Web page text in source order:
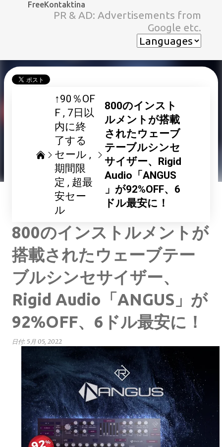
スキップしてメイン コンテンツに移動
FreeKontaktina
PR & AD: Advertisements from
Google etc.
↑90％OF
F
7日以
内に終
了する
セール
期間限
定
超最
安セー
ル
800のインスト
ルメントが搭載
されたウェーブ
テーブルシンセ
サイザー、Rigid
Audio「ANGUS
」が92%OFF、6
ドル最安に！
800のインストルメントが
搭載されたウェーブテー
ブルシンセサイザー、
Rigid Audio「ANGUS」が
92%OFF、6ドル最安に！
日付: 5月 05, 2022